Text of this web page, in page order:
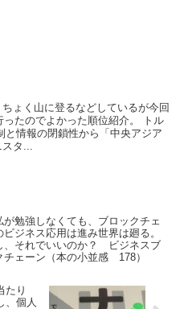
ょく山に登るなどしているが今回
たのでよかった順位紹介。 トル
情報の閉鎖性から「中央アジア
タ...
が勉強しなくても、ブロックチェ
ビジネス応用は進み世界は廻る。
、それでいいのか？ ビジネスブ
チェーン（本の小並感 178）
たり
、個人